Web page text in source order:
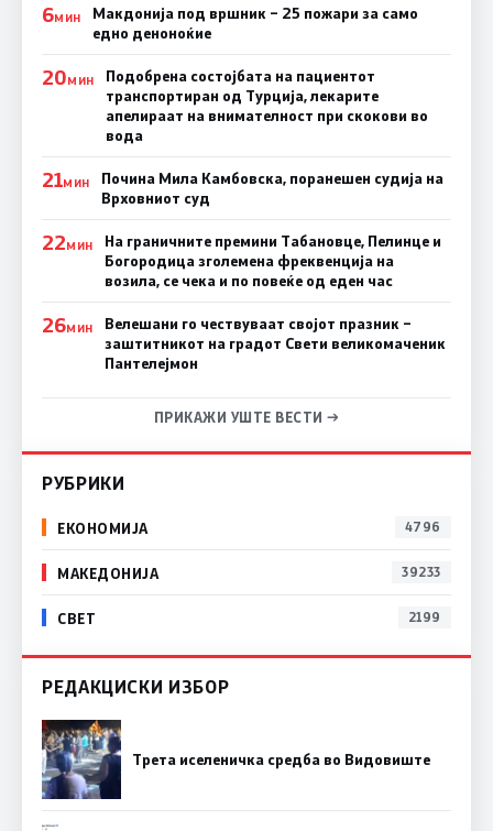
6МИН
Макдонија под вршник – 25 пожари за само
едно деноноќие
20МИН
Подобрена состојбата на пациентот
транспортиран од Турција, лекарите
апелираат на внимателност при скокови во
вода
21МИН
Почина Мила Камбовска, поранешен судија на
Врховниот суд
22МИН
На граничните премини Табановце, Пелинце и
Богородица зголемена фреквенција на
возила, се чека и по повеќе од еден час
26МИН
Велешани го чествуваат својот празник –
заштитникот на градот Свети великомаченик
Пантелејмон
ПРИКАЖИ УШТЕ ВЕСТИ →
РУБРИКИ
ЕКОНОМИЈА 4796
МАКЕДОНИЈА 39233
СВЕТ 2199
РЕДАКЦИСКИ ИЗБОР
Трета иселеничка средба во Видовиште